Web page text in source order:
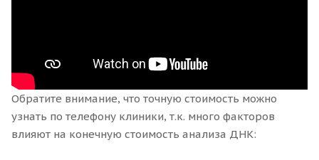
Обратите внимание, что точную стоимость можно
узнать по телефону клиники, т.к. много факторов
влияют на конечную стоимость анализа ДНК: